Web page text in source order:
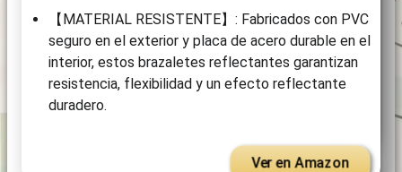
【MATERIAL RESISTENTE】: Fabricados con PVC
seguro en el exterior y placa de acero durable en el
interior, estos brazaletes reflectantes garantizan
resistencia, flexibilidad y un efecto reflectante
duradero.
Ver en Amazon